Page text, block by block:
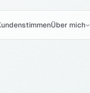
Über mich